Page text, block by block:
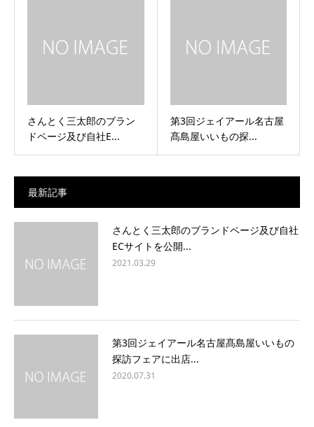
さんとく三太郎のブラン
ドページ及び自社E...
第3回ジェイアール名古屋
髙島屋いいもの探...
最新記事
さんとく三太郎のブランドページ及び自社
ECサイトを公開...
2021.03.29
第3回ジェイアール名古屋髙島屋いいもの
探訪フェアに出店...
2020.07.31